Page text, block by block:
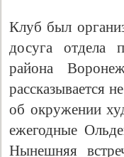
Клуб был
досуга отдела
района
рассказывается
об окружении
ежегодные
Нынешняя